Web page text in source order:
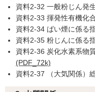
資料2-32 一般粉じん発
資料2-33 揮発性有機化
資料2-34 ばい煙に係る
資料2-35 粉じんに係る
資料2-36 炭化水素系物
(PDF_72k)
資料2-37 （大気関係）